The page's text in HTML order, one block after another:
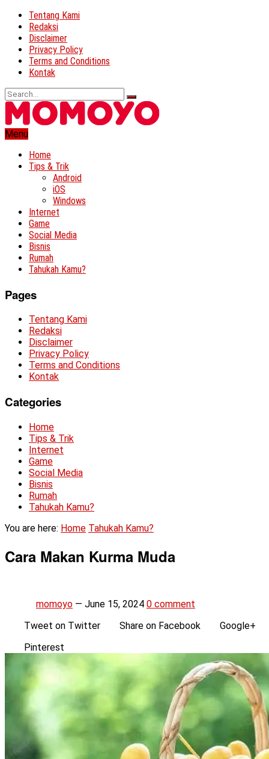
Tentang Kami
Redaksi
Disclaimer
Privacy Policy
Terms and Conditions
Kontak
Menu
Home
Tips & Trik
Android
iOS
Windows
Internet
Game
Social Media
Bisnis
Rumah
Tahukah Kamu?
Pages
Tentang Kami
Redaksi
Disclaimer
Privacy Policy
Terms and Conditions
Kontak
Categories
Home
Tips & Trik
Internet
Game
Social Media
Bisnis
Rumah
Tahukah Kamu?
You are here: Home Tahukah Kamu?
Cara Makan Kurma Muda
momoyo — June 15, 2024 0 comment
Tweet on Twitter
Share on Facebook
Google+
Pinterest